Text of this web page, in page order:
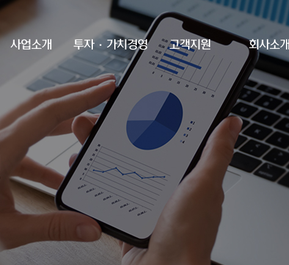
사업소개 투자·가치경영 고객지원 회사소개